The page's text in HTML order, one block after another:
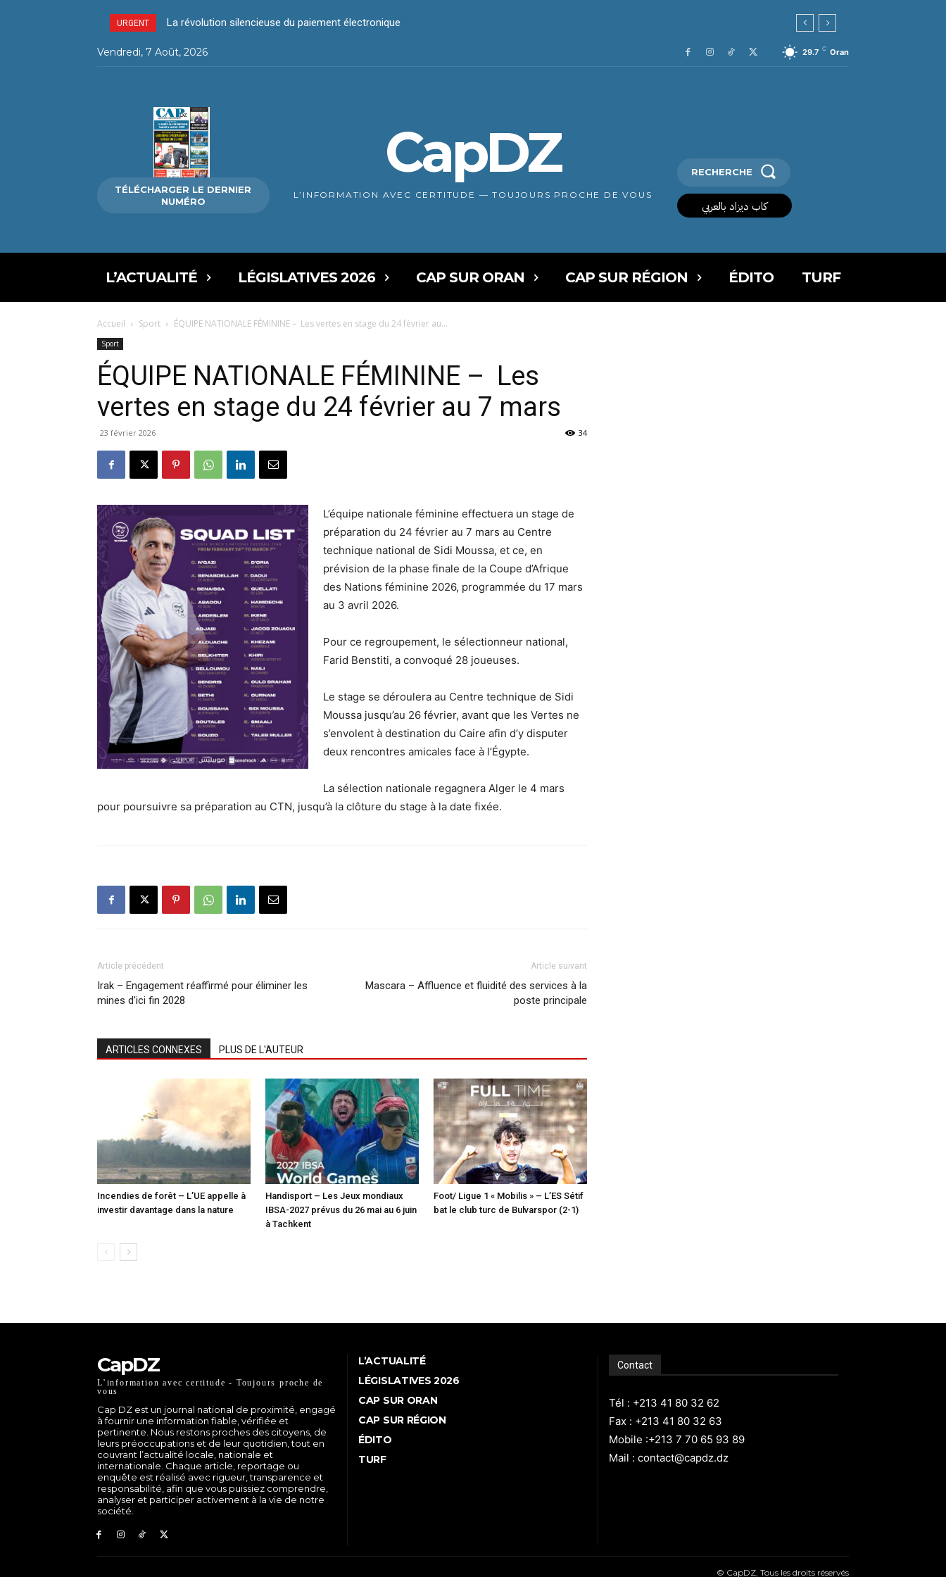
URGENT La révolution silencieuse du paiement électronique
Vendredi, 7 Août, 2026 29.7 C Oran
TÉLÉCHARGER LE DERNIER
NUMÉRO
CapDZ
L’INFORMATION AVEC CERTITUDE — TOUJOURS PROCHE DE VOUS
RECHERCHE
كاب ديزاد بالعربي
L’ACTUALITÉ LÉGISLATIVES 2026 CAP SUR ORAN CAP SUR RÉGION ÉDITO TURF
Accueil Sport ÉQUIPE NATIONALE FÉMININE – Les vertes en stage du 24 février au...
Sport
ÉQUIPE NATIONALE FÉMININE – Les
vertes en stage du 24 février au 7 mars
23 février 2026 34
L’équipe nationale féminine effectuera un stage de
préparation du 24 février au 7 mars au Centre
technique national de Sidi Moussa, et ce, en
prévision de la phase finale de la Coupe d’Afrique
des Nations féminine 2026, programmée du 17 mars
au 3 avril 2026.
Pour ce regroupement, le sélectionneur national,
Farid Benstiti, a convoqué 28 joueuses.
Le stage se déroulera au Centre technique de Sidi
Moussa jusqu’au 26 février, avant que les Vertes ne
s’envolent à destination du Caire afin d’y disputer
deux rencontres amicales face à l’Égypte.
La sélection nationale regagnera Alger le 4 mars
pour poursuivre sa préparation au CTN, jusqu’à la clôture du stage à la date fixée.
Article précédent
Irak – Engagement réaffirmé pour éliminer les
mines d’ici fin 2028
Article suivant
Mascara – Affluence et fluidité des services à la
poste principale
ARTICLES CONNEXES PLUS DE L'AUTEUR
Incendies de forêt – L’UE appelle à
investir davantage dans la nature
Handisport – Les Jeux mondiaux
IBSA-2027 prévus du 26 mai au 6 juin
à Tachkent
Foot/ Ligue 1 « Mobilis » – L’ES Sétif
bat le club turc de Bulvarspor (2-1)
CapDZ
L’information avec certitude - Toujours proche de
vous
Cap DZ est un journal national de proximité, engagé
à fournir une information fiable, vérifiée et
pertinente. Nous restons proches des citoyens, de
leurs préoccupations et de leur quotidien, tout en
couvrant l’actualité locale, nationale et
internationale. Chaque article, reportage ou
enquête est réalisé avec rigueur, transparence et
responsabilité, afin que vous puissiez comprendre,
analyser et participer activement à la vie de notre
société.
L’ACTUALITÉ
LÉGISLATIVES 2026
CAP SUR ORAN
CAP SUR RÉGION
ÉDITO
TURF
Contact
Tél : +213 41 80 32 62
Fax : +213 41 80 32 63
Mobile :+213 7 70 65 93 89
Mail : contact@capdz.dz
© CapDZ, Tous les droits réservés